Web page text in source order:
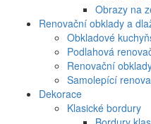
Obrazy na
Renovační obklady a
Obkladové
Podlahová
Renovační
Samolepící
Dekorace
Klasické bordury